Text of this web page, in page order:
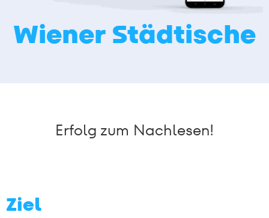
Wiener Städtische
Erfolg zum Nachlesen!
Ziel